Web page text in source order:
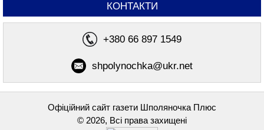
КОНТАКТИ
+380 66 897 1549
shpolynochka@ukr.net
Офіційний сайт газети Шполяночка Плюс
© 2026, Всі права захищені